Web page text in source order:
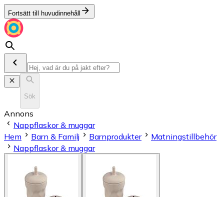
Fortsätt till huvudinnehåll
Sök
Annons
Nappflaskor & muggar
Hem
Barn & Familj Barnprodukter
Matningstillbehör
Nappflaskor & muggar